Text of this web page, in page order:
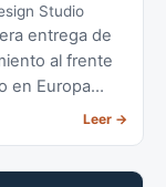
Studio
entrega de
al frente
en Europa
epicentro.Leer →